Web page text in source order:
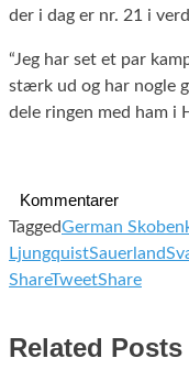
der i dag er nr. 21 i
“Jeg har set et par
stærk ud og har nogle
dele ringen med ham i
Kommentarer
TaggedGerman
LjungquistSauerland
ShareTweetShare
Related Posts